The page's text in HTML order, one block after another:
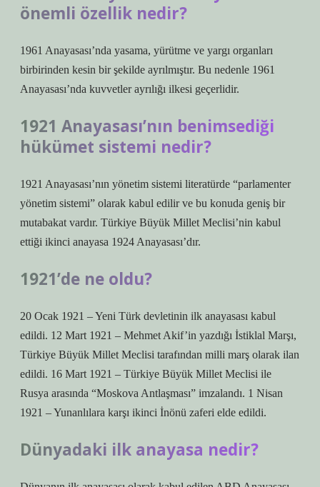
önemli özellik nedir?
1961 Anayasası’nda yasama, yürütme ve yargı organları
birbirinden kesin bir şekilde ayrılmıştır. Bu nedenle 1961
Anayasası’nda kuvvetler ayrılığı ilkesi geçerlidir.
1921 Anayasası’nın benimsediği
hükümet sistemi nedir?
1921 Anayasası’nın yönetim sistemi literatürde “parlamenter
yönetim sistemi” olarak kabul edilir ve bu konuda geniş bir
mutabakat vardır. Türkiye Büyük Millet Meclisi’nin kabul
ettiği ikinci anayasa 1924 Anayasası’dır.
1921’de ne oldu?
20 Ocak 1921 – Yeni Türk devletinin ilk anayasası kabul
edildi. 12 Mart 1921 – Mehmet Akif’in yazdığı İstiklal Marşı,
Türkiye Büyük Millet Meclisi tarafından milli marş olarak ilan
edildi. 16 Mart 1921 – Türkiye Büyük Millet Meclisi ile
Rusya arasında “Moskova Antlaşması” imzalandı. 1 Nisan
1921 – Yunanlılara karşı ikinci İnönü zaferi elde edildi.
Dünyadaki ilk anayasa nedir?